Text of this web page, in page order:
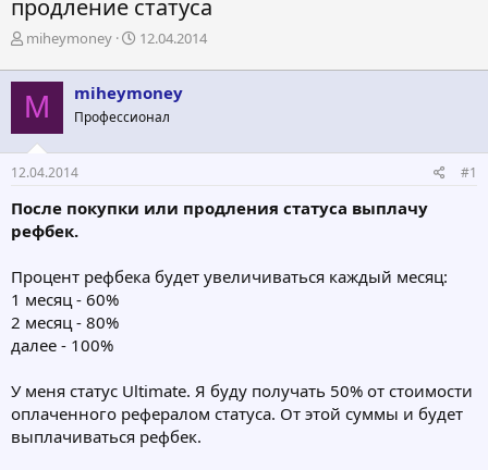
продление статуса
А
т
о
р
т
е
м
miheymoney
Д
т
а
н
ч
а
12.04.2014
M miheymoney
Профессионал
12.04.2014 #1
После покупки или продления статуса выплачу
рефбек.
Процент рефбека будет увеличиваться каждый месяц:
1 месяц - 60%
2 месяц - 80%
далее - 100%
У меня статус Ultimate. Я буду получать 50% от стоимости
оплаченного рефералом статуса. От этой суммы и будет
выплачиваться рефбек.